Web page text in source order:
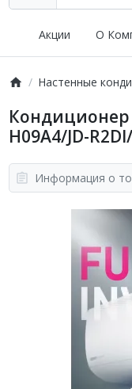
Акции О
Настенные
Кондиционер
H09A4/JD-
Информация о